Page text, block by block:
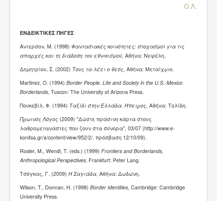
Ο.Λ.
ΕΝΔΕΙΚΤΙΚΕΣ ΠΗΓΕΣ
Άντερσον, Μ. (1998) Φαντασιακές κοινότητες: στοχασμοί για τις
απαρχές και τη διάδοση του εθνικισμού, Αθήνα: Νεφέλη.
Δημητρίου, Σ. (2002) Τους τα λέει ο θεός, Αθήνα: Μεταίχμιο.
Martinez, O. (1994) Border People. Life and Society in the U.S.-Mexico
Borderlands, Tuscon: The University of Arizona Press.
Πουκεβίλ, Φ. (1994) Ταξίδι στην Ελλάδα. Ήπειρος, Αθήνα: Τολίδη.
Πρωινός Λόγος (2009) "Δώστε πράσινη κάρτα στους
λαθρομετανάστες που ζουν στα σύνορα", 03/07 (http://www.e-
konitsa.gr/a/content/view/952/2/, πρόσβαση 12/10/09).
Rosler, M., Wendl, T. (eds.) (1999) Frontiers and Borderlands,
Anthropological Perspectives, Frankfurt: Peter Lang.
Τσόγκας, Γ. (2009) Η Σαγιάδα, Αθήνα: Δωδώνη.
Wilson, T., Donnan, H. (1998) Border Identities, Cambridge: Cambridge
University Press.